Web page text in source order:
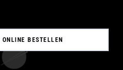
ONLINE BESTELLEN